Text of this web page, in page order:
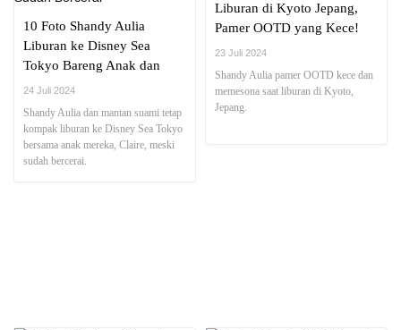
10 Foto Shandy Aulia
Liburan ke Disney Sea
Tokyo Bareng Anak dan
Mantan Suami, Tetap
Bercerai
24 Juli 2024
Shandy Aulia dan mantan suami tetap
kompak liburan ke Disney Sea Tokyo
bersama anak mereka, Claire, meski
sudah bercerai.
Liburan di Kyoto Jepang,
Pamer OOTD yang Kece!
23 Juli 2024
Shandy Aulia pamer OOTD kece dan
memesona saat liburan di Kyoto,
Jepang.